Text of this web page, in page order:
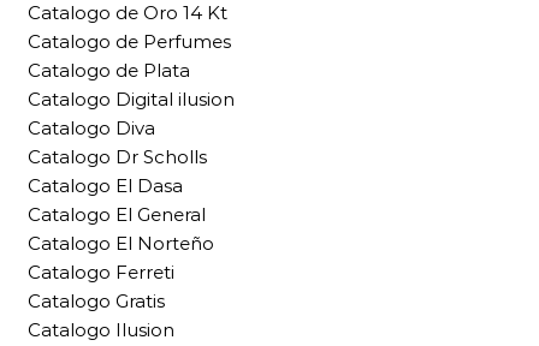
Catalogo de Oro 14 Kt
Catalogo de Perfumes
Catalogo de Plata
Catalogo Digital ilusion
Catalogo Diva
Catalogo Dr Scholls
Catalogo El Dasa
Catalogo El General
Catalogo El Norteño
Catalogo Ferreti
Catalogo Gratis
Catalogo Ilusion